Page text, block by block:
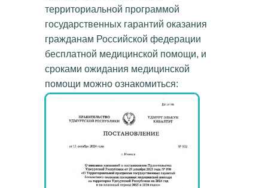
территориальной программой
государственных гарантий оказания
гражданам Российской федерации
бесплатной медицинской помощи, и
сроками ожидания медицинской
помощи можно ознакомиться: